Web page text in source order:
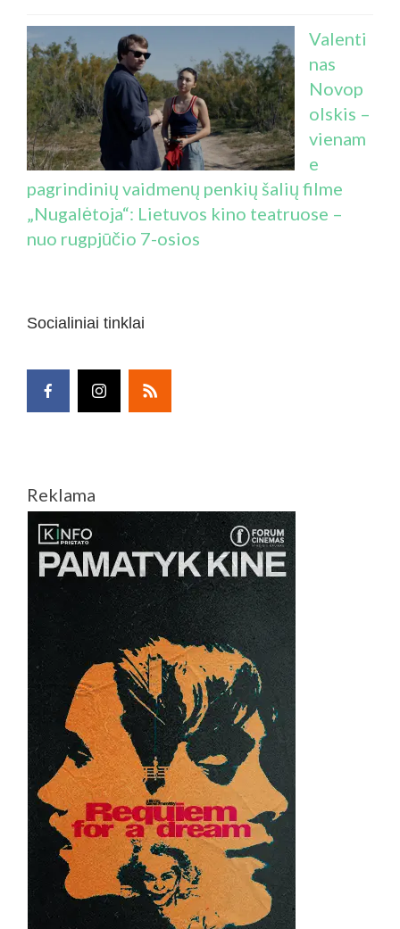
Valenti
nas
Novop
olskis –
vienam
e
pagrindinių vaidmenų penkių šalių filme
„Nugalėtoja“: Lietuvos kino teatruose –
nuo rugpjūčio 7-osios
Socialiniai tinklai
Reklama